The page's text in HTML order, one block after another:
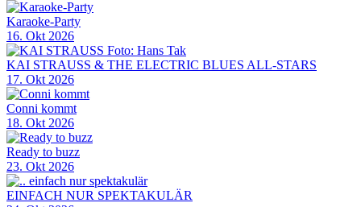
Karaoke-Party
16. Okt 2026
KAI STRAUSS & THE ELECTRIC BLUES ALL-STARS
17. Okt 2026
Conni kommt
18. Okt 2026
Ready to buzz
23. Okt 2026
EINFACH NUR SPEKTAKULÄR